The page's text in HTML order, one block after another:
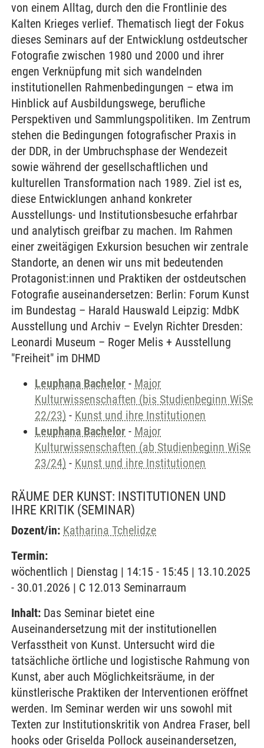
von einem Alltag, durch den die Frontlinie des
Kalten Krieges verlief. Thematisch liegt der Fokus
dieses Seminars auf der Entwicklung ostdeutscher
Fotografie zwischen 1980 und 2000 und ihrer
engen Verknüpfung mit sich wandelnden
institutionellen Rahmenbedingungen – etwa im
Hinblick auf Ausbildungswege, berufliche
Perspektiven und Sammlungspolitiken. Im Zentrum
stehen die Bedingungen fotografischer Praxis in
der DDR, in der Umbruchsphase der Wendezeit
sowie während der gesellschaftlichen und
kulturellen Transformation nach 1989. Ziel ist es,
diese Entwicklungen anhand konkreter
Ausstellungs- und Institutionsbesuche erfahrbar
und analytisch greifbar zu machen. Im Rahmen
einer zweitägigen Exkursion besuchen wir zentrale
Standorte, an denen wir uns mit bedeutenden
Protagonist:innen und Praktiken der ostdeutschen
Fotografie auseinandersetzen: Berlin: Forum Kunst
im Bundestag – Harald Hauswald Leipzig: MdbK
Ausstellung und Archiv – Evelyn Richter Dresden:
Leonardi Museum – Roger Melis + Ausstellung
"Freiheit" im DHMD
Leuphana Bachelor - Major
Kulturwissenschaften (bis Studienbeginn WiSe
22/23) - Kunst und ihre Institutionen
Leuphana Bachelor - Major
Kulturwissenschaften (ab Studienbeginn WiSe
23/24) - Kunst und ihre Institutionen
RÄUME DER KUNST: INSTITUTIONEN UND
IHRE KRITIK (SEMINAR)
Dozent/in: Katharina Tchelidze
Termin:
wöchentlich | Dienstag | 14:15 - 15:45 | 13.10.2025
- 30.01.2026 | C 12.013 Seminarraum
Inhalt: Das Seminar bietet eine
Auseinandersetzung mit der institutionellen
Verfasstheit von Kunst. Untersucht wird die
tatsächliche örtliche und logistische Rahmung von
Kunst, aber auch Möglichkeitsräume, in der
künstlerische Praktiken der Interventionen eröffnet
werden. Im Seminar werden wir uns sowohl mit
Texten zur Institutionskritik von Andrea Fraser, bell
hooks oder Griselda Pollock auseinandersetzen,